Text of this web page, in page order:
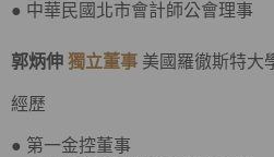
● 中華民國北市會計師公會理事
郭炳伸 獨立董事 美國羅徹斯特大
經歷
● 第一金控董事